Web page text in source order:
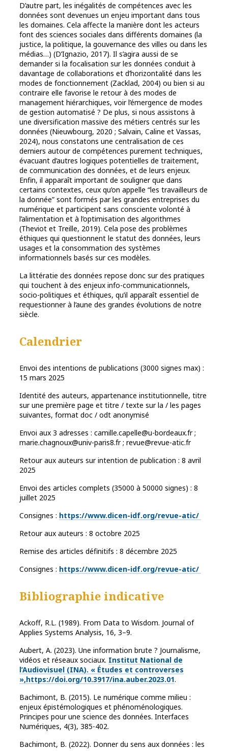
D’autre part, les inégalités de compétences avec les
données sont devenues un enjeu important dans tous
les domaines. Cela affecte la manière dont les acteurs
font des sciences sociales dans différents domaines (la
justice, la politique, la gouvernance des villes ou dans les
médias…) (D’Ignazio, 2017). Il s’agira aussi de se
demander si la focalisation sur les données conduit à
davantage de collaborations et d’horizontalité dans les
modes de fonctionnement (Zacklad, 2004) ou bien si au
contraire elle favorise le retour à des modes de
management hiérarchiques, voir l’émergence de modes
de gestion automatisé ? De plus, si nous assistons à
une diversification massive des métiers centrés sur les
données (Nieuwbourg, 2020 ; Salvain, Caline et Vassas,
2024), nous constatons une centralisation de ces
derniers autour de compétences purement techniques,
évacuant d’autres logiques potentielles de traitement,
de communication des données, et de leurs enjeux.
Enfin, il apparaît important de souligner que dans
certains contextes, ceux qu’on appelle “les travailleurs de
la donnée” sont formés par les grandes entreprises du
numérique et participent sans consciente volonté à
l’alimentation et à l’optimisation des algorithmes
(Theviot et Treille, 2019). Cela pose des problèmes
éthiques qui questionnent le statut des données, leurs
usages et la consommation des systèmes
informationnels basés sur ces modèles.
La littératie des données repose donc sur des pratiques
qui touchent à des enjeux info-communicationnels,
socio-politiques et éthiques, qu’il apparaît essentiel de
requestionner à l’aune des grandes évolutions de notre
siècle.
Calendrier
Envoi des intentions de publications (3000 signes max) :
15 mars 2025
Identité des auteurs, appartenance institutionnelle, titre
sur une première page et titre / texte sur la / les pages
suivantes, format doc / odt anonymisé
Envoi aux 3 adresses : camille.capelle@u-bordeaux.fr ;
marie.chagnoux@univ-paris8.fr ; revue@revue-atic.fr
Retour aux auteurs sur intention de publication : 8 avril
2025
Envoi des articles complets (35000 à 50000 signes) : 8
juillet 2025
Consignes : https://www.dicen-idf.org/revue-atic/
Retour aux auteurs : 8 octobre 2025
Remise des articles définitifs : 8 décembre 2025
Consignes : https://www.dicen-idf.org/revue-atic/
Bibliographie indicative
Ackoff, R.L. (1989). From Data to Wisdom. Journal of
Applies Systems Analysis, 16, 3–9.
Aubert, A. (2023). Une information brute ? Journalisme,
vidéos et réseaux sociaux. Institut National de
l’Audiovisuel (INA). « Études et controverses
»,https://doi.org/10.3917/ina.auber.2023.01.
Bachimont, B. (2015). Le numérique comme milieu :
enjeux épistémologiques et phénoménologiques.
Principes pour une science des données. Interfaces
Numériques, 4(3), 385-402.
Bachimont, B. (2022). Donner du sens aux données : les